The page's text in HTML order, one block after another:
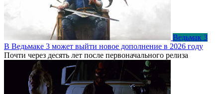
Ведьмак 3
В Ведьмаке 3 может выйти новое дополнение в 2026 году
Почти через десять лет после первоначального релиза